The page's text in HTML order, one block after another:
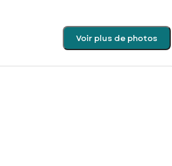
Voir plus de photos